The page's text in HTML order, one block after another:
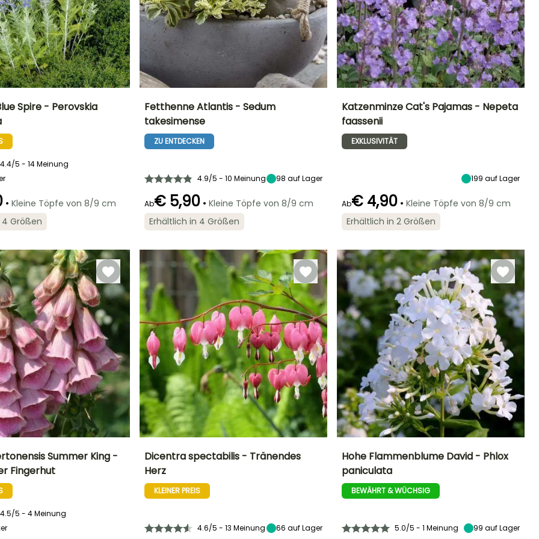
Zeitraum für die
Pflanzung
März für Mai,
September für
Bis zu -18°C
Spire - Perovskia
4.4/5 - 14 Meinung
• Kleine Töpfe von 8/9 cm
Größen
15 cm
Blütezeit
Juni für August
Geeigneter
Zeitraum für die
Pflanzung
Februar für April,
Winterhärte
Fetthenne Atlantis - Sedum
takesimense
ZU ENTDECKEN
4.9/5 - 10 Meinung 98 auf Lager
Ab€ 5,90 • Kleine Töpfe von 8/9 cm
Erhältlich in 4 Größen
35 cm
Blütezeit
Mai für Oktober
Zeitraum für die
Pflanzung
März für Mai,
September für
Bis zu -29°C
Katzenminze Cat's Pajamas - Nepeta
faassenii
EXKLUSIVITÄT
199 auf Lager
Ab€ 4,90 • Kleine Töpfe von 8/9 cm
Erhältlich in 2 Größen
Summer King -
Fingerhut
4.5/5 - 4 Meinung
60 cm
Dicentra spectabilis - Tränendes
Herz
KLEINER PREIS
4.6/5 - 13 Meinung 66 auf Lager
1.10 m 40 cm
Hohe Flammenblume David - Phlox
paniculata
BEWÄHRT & WÜCHSIG
5.0/5 - 1 Meinung 99 auf Lager